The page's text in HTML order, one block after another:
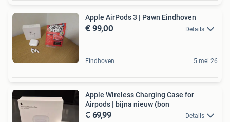
Apple AirPods 3 | Pawn Eindhoven
€ 99,00 Details
Eindhoven 5 mei 26
Apple Wireless Charging Case for
Airpods | bijna nieuw (bon
€ 69,99 Details